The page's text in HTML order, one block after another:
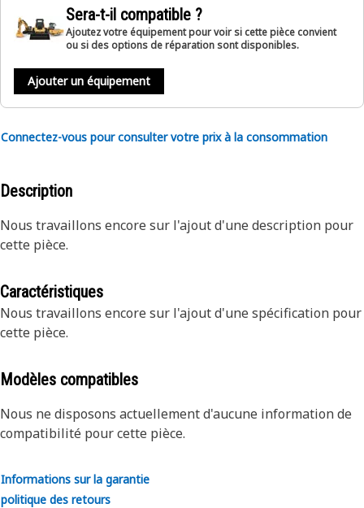
Sera-t-il compatible ?
Ajoutez votre équipement pour voir si cette pièce convient
ou si des options de réparation sont disponibles.
Ajouter un équipement
Connectez-vous pour consulter votre prix à la consommation
Description
Nous travaillons encore sur l'ajout d'une description pour
cette pièce.
Caractéristiques
Nous travaillons encore sur l'ajout d'une spécification pour
cette pièce.
Modèles compatibles
Nous ne disposons actuellement d'aucune information de
compatibilité pour cette pièce.
Informations sur la garantie
politique des retours